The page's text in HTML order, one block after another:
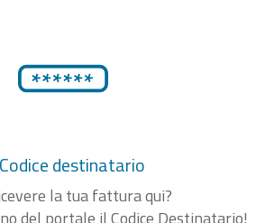
destinatario
la tua fattura qui?
del portale il Codice Destinatario!